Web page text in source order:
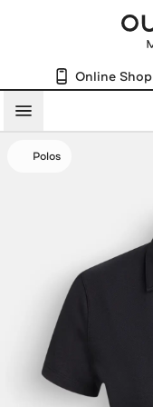
Online Shop
Menü
Polos